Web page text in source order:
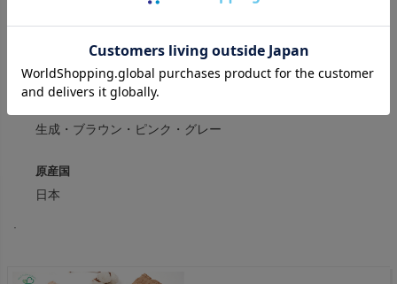
オーガニックコットン100%・パターンメッシュ
生成・ブラウン・ピンク・グレー
原産国
日本